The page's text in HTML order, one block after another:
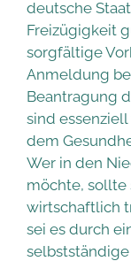
deutsche
Freizügigkeit
sorgfältige
Anmeldung
Beantragung
sind
dem
Wer in den
möchte, sollte
wirtschaftlich
sei es durch